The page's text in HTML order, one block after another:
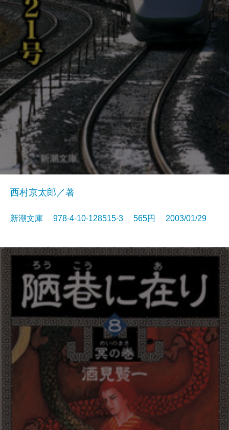
西村京太郎／著
新潮文庫 978-4-10-128515-3 565円 2003/01/29